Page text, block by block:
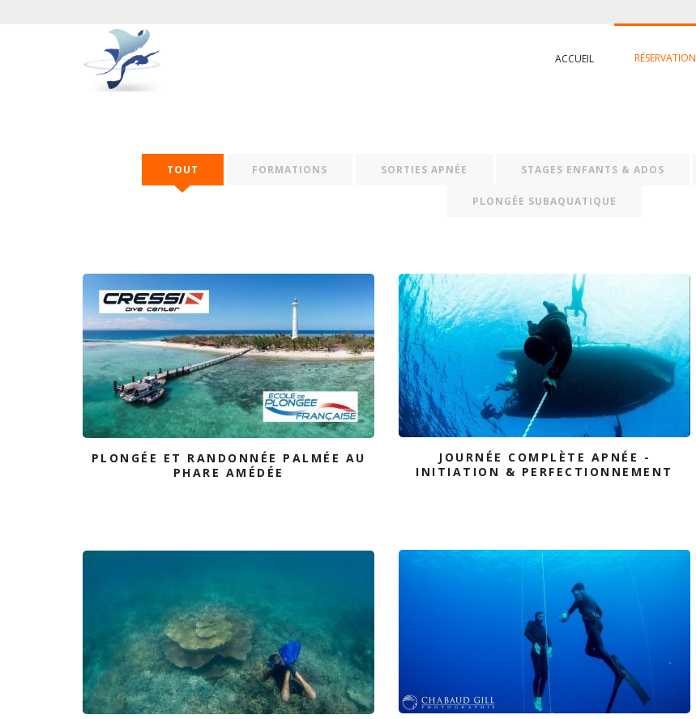
ACCUEIL RÉSERVATION
TOUT FORMATIONS SORTIES APNÉE STAGES ENFANTS & ADOS
PLONGÉE SUBAQUATIQUE
PLONGÉE ET RANDONNÉE PALMÉE AU
PHARE AMÉDÉE
JOURNÉE COMPLÈTE APNÉE -
INITIATION & PERFECTIONNEMENT